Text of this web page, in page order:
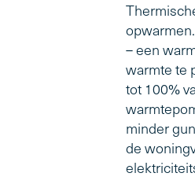
– een
warmte te
tot 100%
minder
de